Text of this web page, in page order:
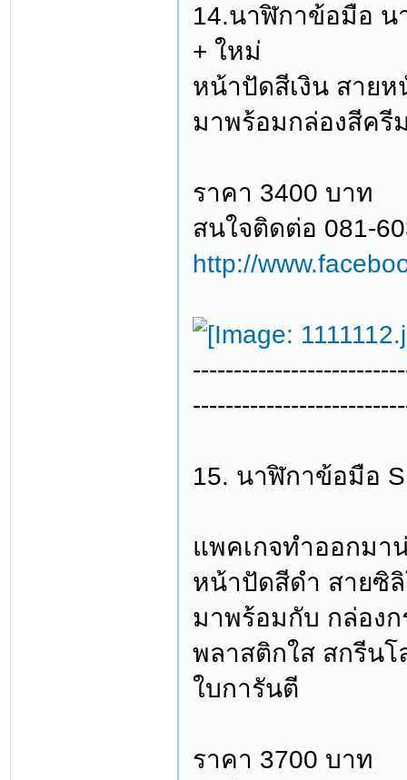
14.นาฬิกาข้อมือ น
+ ใหม่
หน้าปัดสีเงิน สาย
มาพร้อมกล่องสีครี
ราคา 3400 บาท
สนใจติดต่อ 081-
http://
15. นาฬิกาข้อมือ
แพคเกจทำออกม
หน้าปัดสีดำ สายซิ
มาพร้อมกับ กล่อง
พลาสติกใส สกรีนโ
ใบการันตี
ราคา 3700 บาท